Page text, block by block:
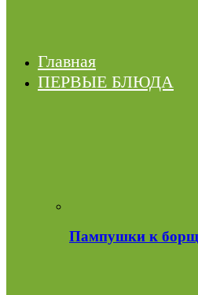
Главная
ПЕРВЫЕ БЛЮДА
Пампушки к